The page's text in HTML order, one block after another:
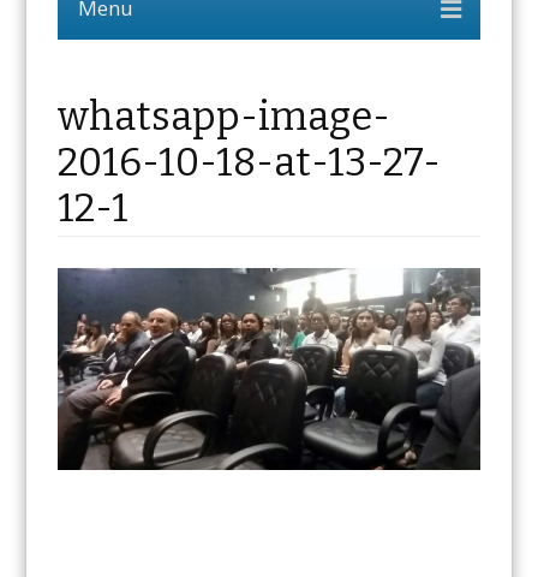
whatsapp-image-
2016-10-18-at-13-27-
12-1